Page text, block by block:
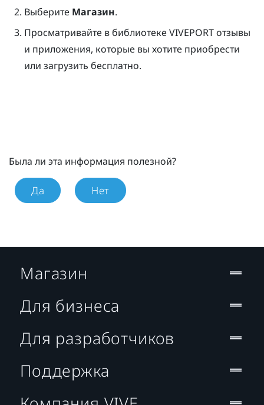
Выберите Магазин.
Просматривайте в библиотеке VIVEPORTотзывы
и приложения, которые вы хотите приобрести
или загрузить бесплатно.
Была ли эта информация полезной?
Да Нет
Магазин
Для бизнеса
Для разработчиков
Поддержка